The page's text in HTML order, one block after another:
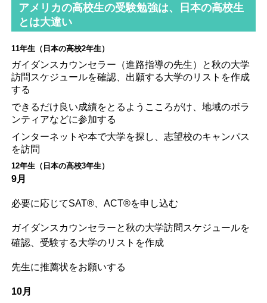
アメリカの高校生の受験勉強は、日本の高校生
とは大違い
11年生（日本の高校2年生）
ガイダンスカウンセラー（進路指導の先生）と秋の大学
訪問スケジュールを確認、出願する大学のリストを作成
する
できるだけ良い成績をとるようこころがけ、地域のボラ
ンティアなどに参加する
インターネットや本で大学を探し、志望校のキャンパス
を訪問
12年生（日本の高校3年生）
9月
必要に応じてSAT®、ACT®を申し込む
ガイダンスカウンセラーと秋の大学訪問スケジュールを
確認、受験する大学のリストを作成
先生に推薦状をお願いする
10月